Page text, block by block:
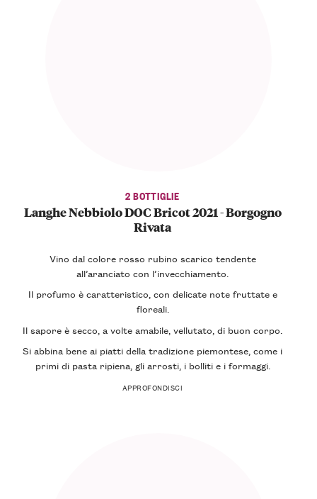
2 BOTTIGLIE
Langhe Nebbiolo DOC Bricot 2021 - Borgogno
Rivata
Vino dal colore rosso rubino scarico tendente
all’aranciato con l’invecchiamento.
Il profumo è caratteristico, con delicate note fruttate e
floreali.
Ilsapore èsecco , a volteamabile ,vellutato , di buon corpo.
Si abbina bene ai piatti della tradizione piemontese, come i
primi di pasta ripiena, gli arrosti, i bollitie i formaggi.
APPROFONDISCI